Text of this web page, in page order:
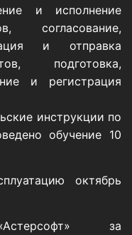
и исполнение
согласование,
и отправка
подготовка,
и регистрация
инструкции по
обучение 10
октябрь
за